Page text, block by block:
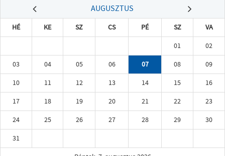
AUGUSZTUS
HÉ KE SZ CS PÉ SZ
VA
01
02
03
04 05 06 07 08
09
10
11 12 13 14 15
16
17
18 19 20 21 22
23
24
25 26 27 28 29
30
31